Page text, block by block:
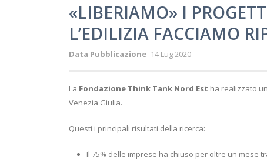
«LIBERIAMO» I
L’EDILIZIA FACCIAMO
Data Pubblicazione 14 Lug 2020
La Fondazione Think Tank Nord Est ha realizzato
Venezia Giulia.
Questi i principali risultati della ricerca:
Il 75% delle imprese ha chiuso per oltre un mese